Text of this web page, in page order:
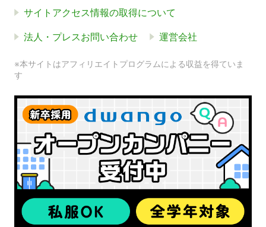
サイトアクセス情報の取得について
法人・プレスお問い合わせ 運営会社
※本サイトはアフィリエイトプログラムによる収益を得ていま
す